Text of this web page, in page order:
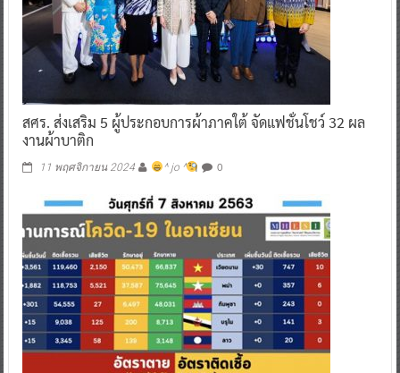
สศร. ส่งเสริม 5 ผู้ประกอบการผ้าภาคใต้ จัดแฟชั่นโชว์ 32 ผล
งานผ้าบาติก
11 พฤศจิกายน 2024 ^ jo ^ 0